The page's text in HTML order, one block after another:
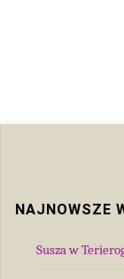
NAJNOWSZE
Susza w